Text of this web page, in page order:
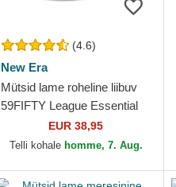
(4.6)
New Era
Mütsid lame roheline liibuv
59FIFTY League Essential
New York Yankees MLB
New Era
EUR 38,95
Telli kohale homme, 7. Aug.